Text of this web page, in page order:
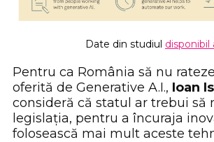
Date din studiul disponibil
Pentru ca România să nu
oferită de Generative A.I., Ioan
consideră că statul ar trebui să
legislația, pentru a încuraja
folosească mai mult aceste